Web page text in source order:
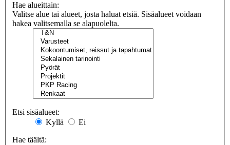
Hae alueittain:
Valitse alue tai alueet, josta haluat etsiä. Sisäalueet voidaan
hakea valitsemalla se alapuolelta.
Etsi sisäalueet:
Kyllä
Ei
Hae täältä: